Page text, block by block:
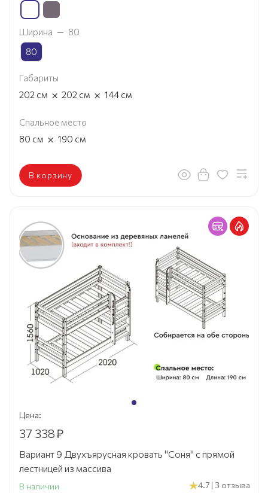
Ширина — 80
80
Габариты
202 см × 202 см × 144 см
Спальное место
80 см × 190 см
В корзину
Цена:
37 338₽
Вариант 9 Двухъярусная кровать "Соня" с прямой
лестницей из массива
В наличии 4.7 | 3 отзыва